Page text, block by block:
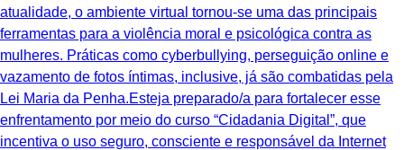
atualidade, o ambiente virtual tornou-se uma das principais
ferramentas para a violência moral e psicológica contra as
mulheres. Práticas como cyberbullying, perseguição online e
vazamento de fotos íntimas, inclusive, já são combatidas pela
Lei Maria da Penha.Esteja preparado/a para fortalecer esse
enfrentamento por meio do curso “Cidadania Digital”, que
incentiva o uso seguro, consciente e responsável da Internet